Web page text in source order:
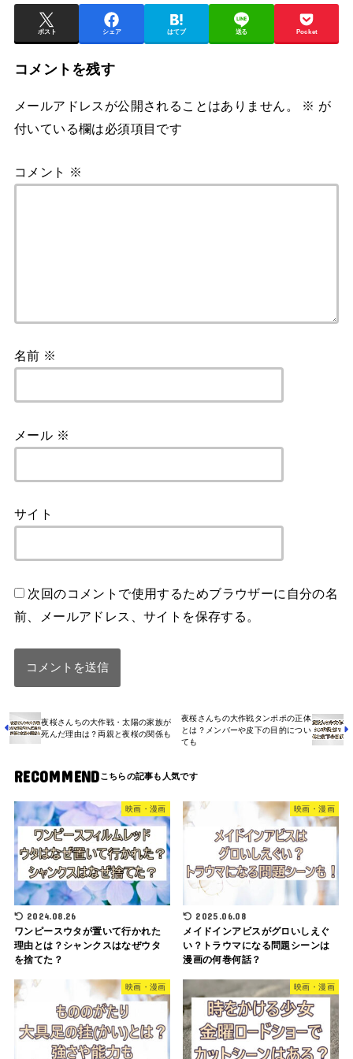
ポスト シェア はてブ 送る Pocket
コメントを残す
メールアドレスが公開されることはありません。 ※ が
付いている欄は必須項目です
コメント ※
名前 ※
メール ※
サイト
次回のコメントで使用するためブラウザーに自分の名
前、メールアドレス、サイトを保存する。
夜桜さんちの大作戦・太陽の家族が
死んだ理由は？両親と夜桜の関係も
夜桜さんちの大作戦タンポポの正体
とは？メンバーや皮下の目的につい
ても
RECOMMEND
映画・漫画
2024.08.26
ワンピースウタが置いて行かれた
理由とは？シャンクスはなぜウタ
を捨てた？
映画・漫画
2025.06.08
メイドインアビスがグロいしえぐ
い？トラウマになる問題シーンは
漫画の何巻何話？
映画・漫画 映画・漫画